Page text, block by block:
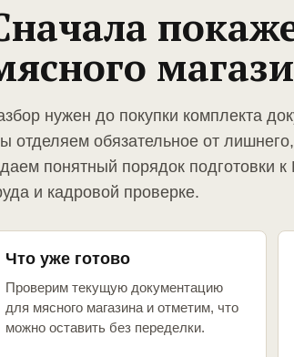
нужен до покупки комплекта
отделяем обязательное от
понятный порядок подготовки
и кадровой проверке.
Что уже готово
Проверим текущую документацию
для мясного магазина и отметим, что
можно оставить без переделки.